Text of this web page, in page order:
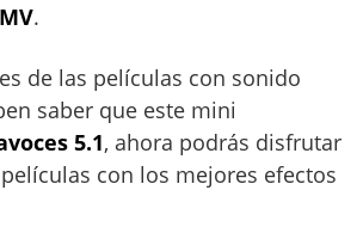
.
de las películas con sonido
saber que este mini
5.1, ahora podrás disfrutar
con los mejores efectos